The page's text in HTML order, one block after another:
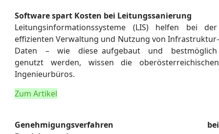
Software spart Kosten bei Leitungssanierung
Leitungsinformationssysteme (LIS) helfen bei der
effizienten Verwaltung und Nutzung von Infrastruktur-
Daten – wie diese aufgebaut und bestmöglich
genutzt werden, wissen die oberösterreichischen
Ingenieurbüros.
Zum Artikel
Genehmigungsverfahren bei